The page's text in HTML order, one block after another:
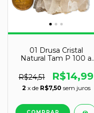
01 Drusa Cristal
Natural Tam P 100 a
R$24,51
R$14,99
2 x de R$7,50 sem juros